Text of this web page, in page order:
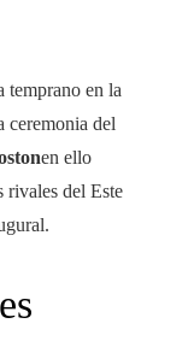
temprano en la
ceremonia del
en ello
rivales del Este